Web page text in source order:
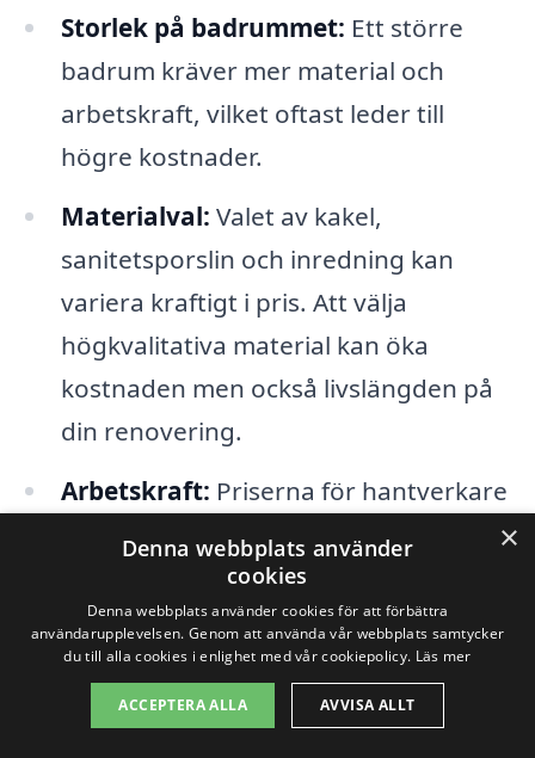
Storlek på badrummet: Ett större
badrum kräver mer material och
arbetskraft, vilket oftast leder till
högre kostnader.
Materialval: Valet av kakel,
sanitetsporslin och inredning kan
variera kraftigt i pris. Att välja
högkvalitativa material kan öka
kostnaden men också livslängden på
din renovering.
Arbetskraft: Priserna för hantverkare
kan skilja sig beroende på erfarenhet
och expertis. Att anlita ett väletablerat
företag för badrumsrenovering kan
säkerställa att arbetet utförs korrekt,
vilket kan spara pengar på lång sikt.
×
Denna webbplats använder
cookies
Denna webbplats använder cookies för att förbättra
användarupplevelsen. Genom att använda vår webbplats samtycker
du till alla cookies i enlighet med vår cookiepolicy. Läs mer
ACCEPTERA ALLA AVVISA ALLT